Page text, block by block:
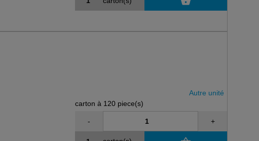
Autre unité
carton à 120 piece(s)
- +